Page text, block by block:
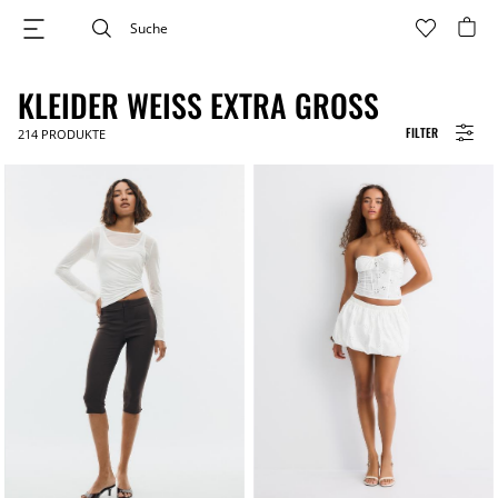
FILTER
KLEIDER WEISS EXTRA GROSS
214 PRODUKTE